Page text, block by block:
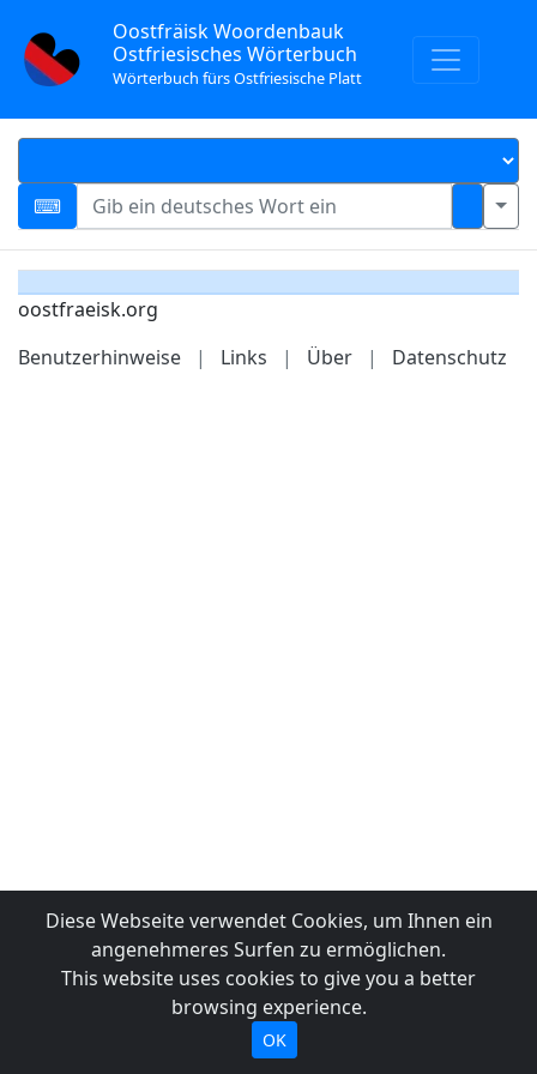
Oostfräisk Woordenbauk
Ostfriesisches Wörterbuch
Wörterbuch fürs Ostfriesische Platt
oostfraeisk.org
Benutzerhinweise
| Links | Über | Datenschutz
Diese Webseite verwendet Cookies, um Ihnen ein
angenehmeres Surfen zu ermöglichen.
This website uses cookies to give you a better
browsing experience.
OK